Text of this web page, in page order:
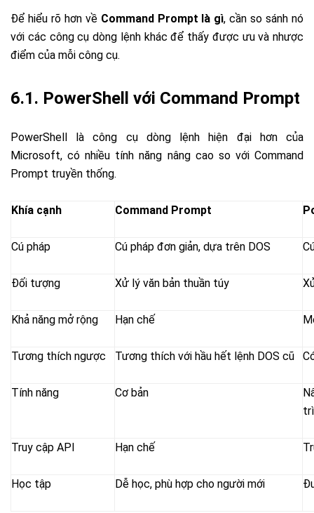
Để hiểu rõ hơn về Command Prompt là gì, cần so sánh nó
với các công cụ dòng lệnh khác để thấy được ưu và nhược
điểm của mỗi công cụ.
6.1. PowerShell với Command Prompt
PowerShell là công cụ dòng lệnh hiện đại hơn của
Microsoft, có nhiều tính năng nâng cao so với Command
Prompt truyền thống.
Khía cạnh Command Prompt
Cú pháp Cú pháp đơn giản, dựa trên DOS
Đối tượng Xử lý văn bản thuần túy
Khả năng mở rộng Hạn chế
Tương thích ngược Tương thích với hầu hết lệnh DOS cũ
Tính năng Cơ bản
Truy cập API Hạn chế
Học tập Dễ học, phù hợp cho người mới